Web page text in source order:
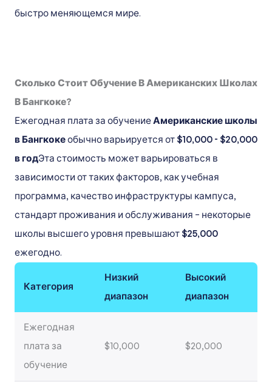
быстро меняющемся мире.
Сколько Стоит Обучение В Американских Школах
В Бангкоке?
Ежегодная плата за обучение Американские школы
в Бангкоке обычно варьируется от $10,000 - $20,000
в годЭта стоимость может варьироваться в
зависимости от таких факторов, как учебная
программа, качество инфраструктуры кампуса,
стандарт проживания и обслуживания – некоторые
школы высшего уровня превышают $25,000
ежегодно.
Категория
Низкий
диапазон
Высокий
диапазон
Ежегодная
плата за
обучение
$10,000 $20,000